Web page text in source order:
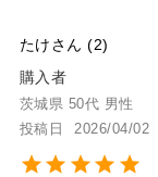
たけ
2
購入者
茨城県 50代 男性
投稿日
2026/04/02